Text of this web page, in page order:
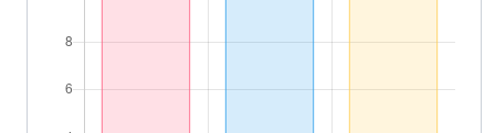
Aymen Abdennour